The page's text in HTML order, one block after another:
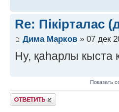
Re: Пікірталас
Дима Марков » 07 дек
Ну, қаһарлы
Показать
Ответить